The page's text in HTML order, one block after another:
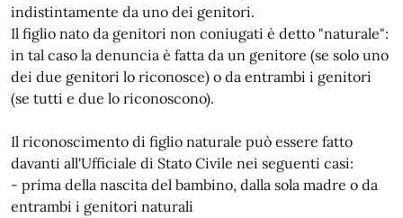
indistintamente da uno dei genitori.
Il figlio nato da genitori non coniugati è detto "naturale":
in tal caso la denuncia è fatta da un genitore (se solo uno
dei due genitori lo riconosce) o da entrambi i genitori
(se tutti e due lo riconoscono).
Il riconoscimento di figlio naturale può essere fatto
davanti all'Ufficiale di Stato Civile nei seguenti casi:
- prima della nascita del bambino, dalla sola madre o da
entrambi i genitori naturali